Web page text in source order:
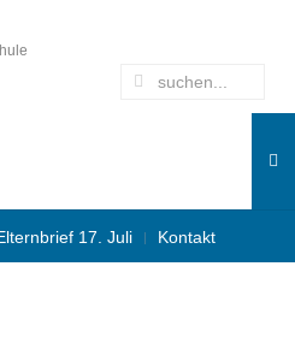
17. Juli Kontakt